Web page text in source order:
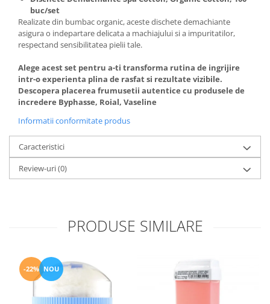
buc/set
Realizate din bumbac organic, aceste dischete demachiante
asigura o indepartare delicata a machiajului si a impuritatilor,
respectand sensibilitatea pielii tale.
Alege acest set pentru a-ti transforma rutina de ingrijire
intr-o experienta plina de rasfat si rezultate vizibile.
Descopera placerea frumusetii autentice cu produsele de
incredere Byphasse, Roial, Vaseline
Informatii conformitate produs
Caracteristici
Review-uri(0)
PRODUSE SIMILARE
-22% NOU